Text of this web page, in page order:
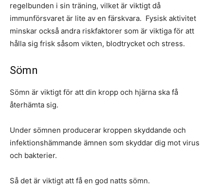
regelbunden i sin träning, vilket är viktigt då
immunförsvaret är lite av en färskvara. Fysisk aktivitet
minskar också andra riskfaktorer som är viktiga för att
hålla sig frisk såsom vikten, blodtrycket och stress.
Sömn
Sömn är viktigt för att din kropp och hjärna ska få
återhämta sig.
Under sömnen producerar kroppen skyddande och
infektionshämmande ämnen som skyddar dig mot virus
och bakterier.
Så det är viktigt att få en god natts sömn.